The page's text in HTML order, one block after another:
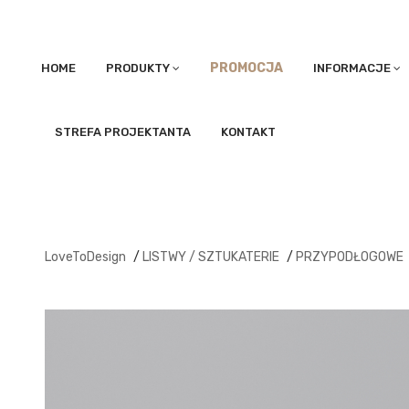
HOME PRODUKTY PROMOCJA INFORMACJE
STREFA PROJEKTANTA KONTAKT
LoveToDesign / LISTWY / SZTUKATERIE / PRZYPODŁOGOWE